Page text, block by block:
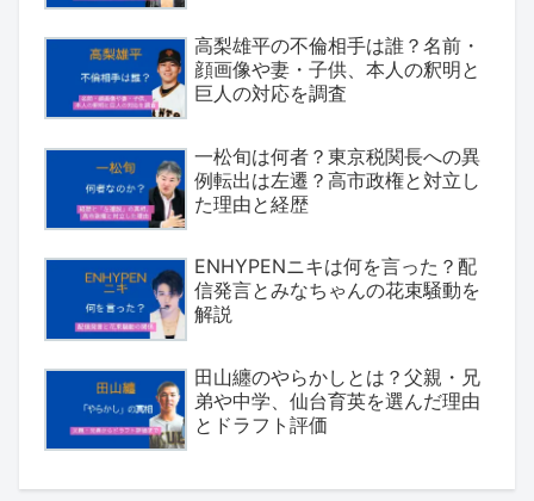
高梨雄平の不倫相手は誰？名前・
顔画像や妻・子供、本人の釈明と
巨人の対応を調査
一松旬は何者？東京税関長への異
例転出は左遷？高市政権と対立し
た理由と経歴
ENHYPENニキは何を言った？配
信発言とみなちゃんの花束騒動を
解説
田山纏のやらかしとは？父親・兄
弟や中学、仙台育英を選んだ理由
とドラフト評価